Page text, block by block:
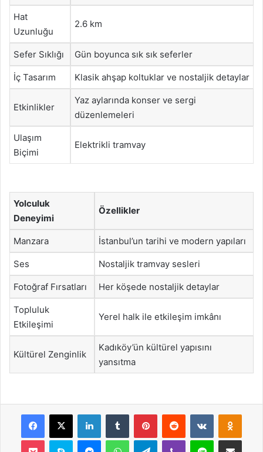
Hat
Uzunluğu
2.6 km
Sefer Sıklığı Gün boyunca sık sık seferler
İç Tasarım Klasik ahşap koltuklar ve nostaljik detaylar
Etkinlikler
Yaz aylarında konser ve sergi
düzenlemeleri
Ulaşım
Biçimi
Elektrikli tramvay
Yolculuk
Deneyimi
Özellikler
Manzara İstanbul’un tarihi ve modern yapıları
Ses Nostaljik tramvay sesleri
Fotoğraf Fırsatları Her köşede nostaljik detaylar
Topluluk
Etkileşimi
Yerel halk ile etkileşim imkânı
Kültürel Zenginlik
Kadıköy’ün kültürel yapısını
yansıtma
Facebook
X LinkedInTumblr PinterestReddit VKontakte
Pocket Skype MessengerWhatsAppTelegramViber Line E-Posta ile